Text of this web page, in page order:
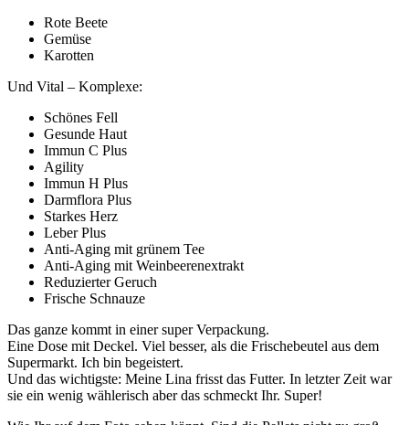
Rote Beete
Gemüse
Karotten
Und Vital – Komplexe:
Schönes Fell
Gesunde Haut
Immun C Plus
Agility
Immun H Plus
Darmflora Plus
Starkes Herz
Leber Plus
Anti-Aging mit grünem Tee
Anti-Aging mit Weinbeerenextrakt
Reduzierter Geruch
Frische Schnauze
Das ganze kommt in einer super Verpackung.
Eine Dose mit Deckel. Viel besser, als die Frischebeutel aus dem
Supermarkt. Ich bin begeistert.
Und das wichtigste: Meine Lina frisst das Futter. In letzter Zeit war
sie ein wenig wählerisch aber das schmeckt Ihr. Super!